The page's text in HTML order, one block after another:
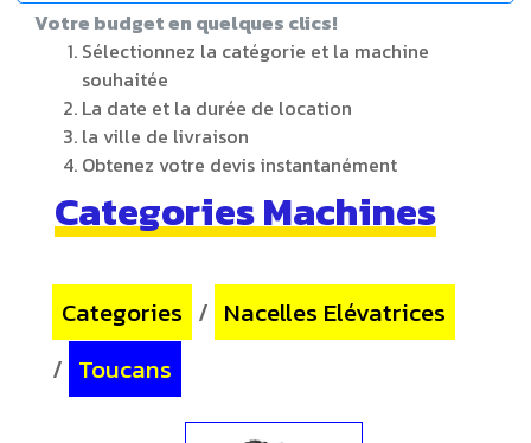
Votre budget en quelques clics!
Sélectionnez la catégorie et la machine
souhaitée
La date et la durée de location
la ville de livraison
Obtenez votre devis instantanément
Categories Machines
Categories / Nacelles Elévatrices
/ Toucans